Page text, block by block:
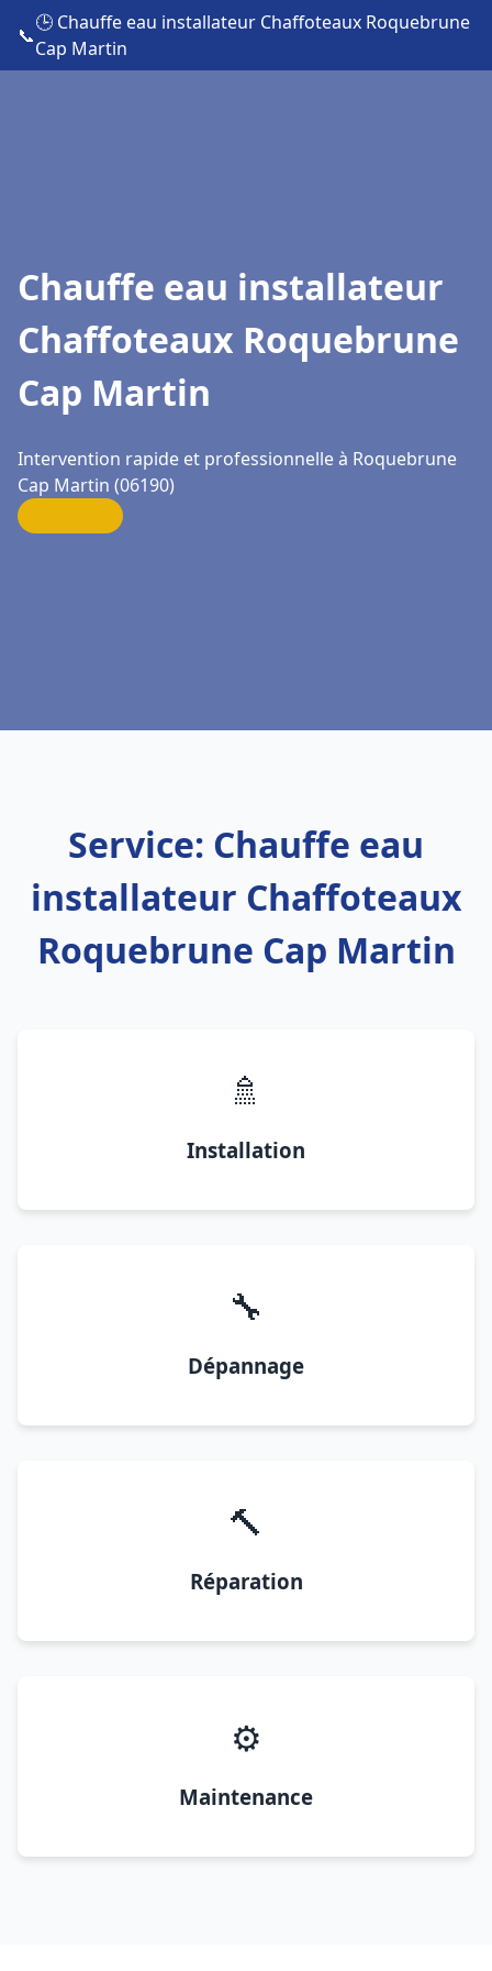
📞
🕒 Chauffe eau installateur Chaffoteaux Roquebrune
Cap Martin
Chauffe eau installateur
Chaffoteaux Roquebrune
Cap Martin
Intervention rapide et professionnelle à Roquebrune
Cap Martin (06190)
Service: Chauffe eau
installateur Chaffoteaux
Roquebrune Cap Martin
🚿
Installation
🔧
Dépannage
🔨
Réparation
⚙️
Maintenance